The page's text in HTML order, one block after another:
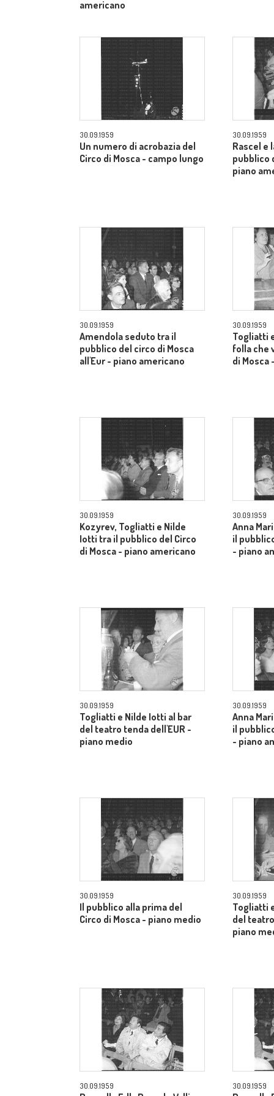
americano
30.09.1959
Un numero di acrobazia del
Circo di Mosca - campo lungo
30.09.1959
Rascel e
pubblico
piano
30.09.1959
Amendola seduto tra il
pubblico del circo di Mosca
all'Eur - piano americano
30.09.1959
Togliatti
folla che
di Mosca
30.09.1959
Kozyrev, Togliatti e Nilde
Iotti tra il pubblico del Circo
di Mosca - piano americano
30.09.1959
Anna
il
- piano
30.09.1959
Togliatti e Nilde Iotti al bar
del teatro tenda dell'EUR -
piano medio
30.09.1959
Anna
il
- piano
30.09.1959
Il pubblico alla prima del
Circo di Mosca - piano medio
30.09.1959
Togliatti
del
piano
30.09.1959 30.09.1959